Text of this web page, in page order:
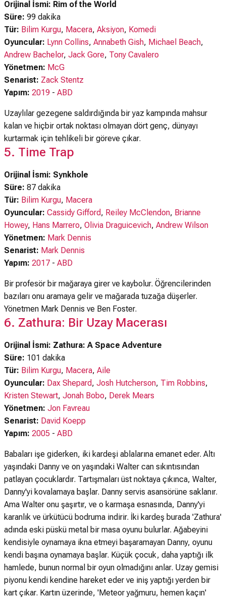
Orijinal İsmi: Rim of the World
Süre: 99 dakika
Tür: Bilim Kurgu, Macera, Aksiyon, Komedi
Oyuncular: Lynn Collins, Annabeth Gish, Michael Beach,
Andrew Bachelor, Jack Gore, Tony Cavalero
Yönetmen: McG
Senarist: Zack Stentz
Yapım: 2019 - ABD
Uzaylılar gezegene saldırdığında bir yaz kampında mahsur
kalan ve hiçbir ortak noktası olmayan dört genç, dünyayı
kurtarmak için tehlikeli bir göreve çıkar.
5. Time Trap
Orijinal İsmi: Synkhole
Süre: 87 dakika
Tür: Bilim Kurgu, Macera
Oyuncular: Cassidy Gifford, Reiley McClendon, Brianne
Howey, Hans Marrero, Olivia Draguicevich, Andrew Wilson
Yönetmen: Mark Dennis
Senarist: Mark Dennis
Yapım: 2017 - ABD
Bir profesör bir mağaraya girer ve kaybolur. Öğrencilerinden
bazıları onu aramaya gelir ve mağarada tuzağa düşerler.
Yönetmen Mark Dennis ve Ben Foster.
6. Zathura: Bir Uzay Macerası
Orijinal İsmi: Zathura: A Space Adventure
Süre: 101 dakika
Tür: Bilim Kurgu, Macera, Aile
Oyuncular: Dax Shepard, Josh Hutcherson, Tim Robbins,
Kristen Stewart, Jonah Bobo, Derek Mears
Yönetmen: Jon Favreau
Senarist: David Koepp
Yapım: 2005 - ABD
Babaları işe giderken, iki kardeşi ablalarına emanet eder. Altı
yaşındaki Danny ve on yaşındaki Walter can sıkıntısından
patlayan çocuklardır. Tartışmaları üst noktaya çıkınca, Walter,
Danny'yi kovalamaya başlar. Danny servis asansörüne saklanır.
Ama Walter onu şaşırtır, ve o karmaşa esnasında, Danny'yi
karanlık ve ürkütücü bodruma indirir. İki kardeş burada 'Zathura'
adında eski püskü metal bir masa oyunu bulurlar. Ağabeyini
kendisiyle oynamaya ikna etmeyi başaramayan Danny, oyunu
kendi başına oynamaya başlar. Küçük çocuk, daha yaptığı ilk
hamlede, bunun normal bir oyun olmadığını anlar. Uzay gemisi
piyonu kendi kendine hareket eder ve iniş yaptığı yerden bir
kart çıkar. Kartın üzerinde, 'Meteor yağmuru, hemen kaçın'